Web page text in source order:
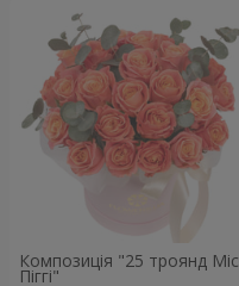
Композиція "25 троянд Міс
Піггі"